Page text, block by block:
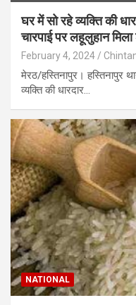
घर में सो रहे व्यक्ति की
चारपाई पर लहूलुहान
February 4, 2024
मेरठ/हस्तिनापुर। हस्तिनापुर
व्यक्ति की धारदार…
NATIONAL